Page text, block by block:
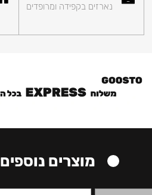
נארזים בקפידה ומרופדים
מוצרים נוספים